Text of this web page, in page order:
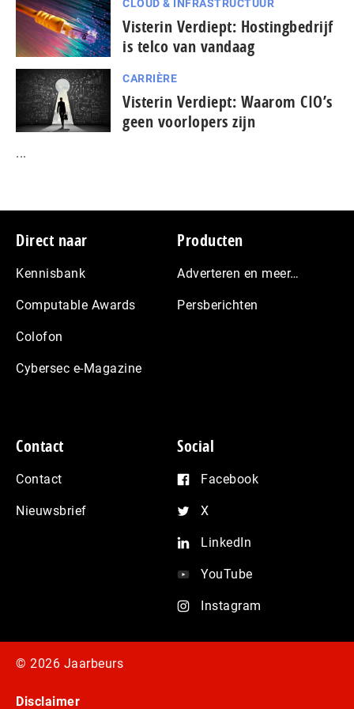
CLOUD & INFRASTRUCTUUR
Visterin Verdiept: Hostingbedrijf
is telco van vandaag
CARRIÈRE
Visterin Verdiept: Waarom CIO’s
geen voorlopers zijn
...
Footer
Direct naar
Kennisbank
Computable Awards
Colofon
Cybersec e-Magazine
Producten
Adverteren en meer…
Persberichten
Contact
Contact
Nieuwsbrief
Social
Facebook
X
LinkedIn
YouTube
Instagram
© 2026 Jaarbeurs
Disclaimer